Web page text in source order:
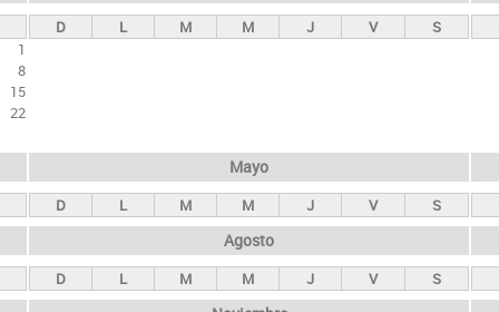
1
8
15
22
D L M M J V S
Mayo
D L M M J V S
Agosto
D L M M J V S